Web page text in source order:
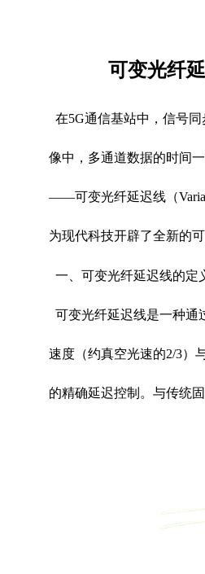
可变光纤
在5G通信基站中，信号
像中，多通道数据的时间
——可变光纤延迟线（
为现代科技开辟了全新的可
一、可变光纤延迟线的定
可变光纤延迟线是一种通
速度（约真空光速的2/3）
的精确延迟控制。与传统